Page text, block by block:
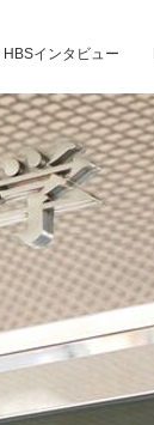
HBSインタビュー